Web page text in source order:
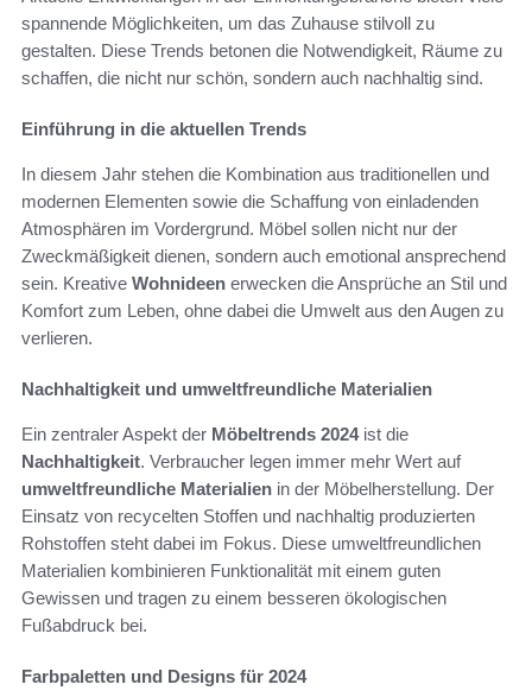
spannende Möglichkeiten, um das Zuhause stilvoll zu
gestalten. Diese Trends betonen die Notwendigkeit, Räume zu
schaffen, die nicht nur schön, sondern auch nachhaltig sind.
Einführung in die aktuellen Trends
In diesem Jahr stehen die Kombination aus traditionellen und
modernen Elementen sowie die Schaffung von einladenden
Atmosphären im Vordergrund. Möbel sollen nicht nur der
Zweckmäßigkeit dienen, sondern auch emotional ansprechend
sein. Kreative Wohnideen erwecken die Ansprüche an Stil und
Komfort zum Leben, ohne dabei die Umwelt aus den Augen zu
verlieren.
Nachhaltigkeit und umweltfreundliche Materialien
Ein zentraler Aspekt der Möbeltrends 2024ist die
Nachhaltigkeit. Verbraucher legen immer mehr Wert auf
umweltfreundliche Materialien in der Möbelherstellung. Der
Einsatz von recycelten Stoffen und nachhaltig produzierten
Rohstoffen steht dabei im Fokus. Diese umweltfreundlichen
Materialien kombinieren Funktionalität mit einem guten
Gewissen und tragen zu einem besseren ökologischen
Fußabdruck bei.
Farbpaletten und Designs für 2024